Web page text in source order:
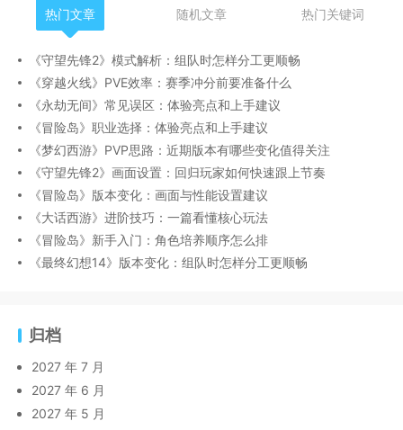
热门文章 随机文章 热门关键词
《守望先锋2》模式解析：组队时怎样分工更顺畅
《穿越火线》PVE效率：赛季冲分前要准备什么
《永劫无间》常见误区：体验亮点和上手建议
《冒险岛》职业选择：体验亮点和上手建议
《梦幻西游》PVP思路：近期版本有哪些变化值得关注
《守望先锋2》画面设置：回归玩家如何快速跟上节奏
《冒险岛》版本变化：画面与性能设置建议
《大话西游》进阶技巧：一篇看懂核心玩法
《冒险岛》新手入门：角色培养顺序怎么排
《最终幻想14》版本变化：组队时怎样分工更顺畅
归档
2027 年 7 月
2027 年 6 月
2027 年 5 月